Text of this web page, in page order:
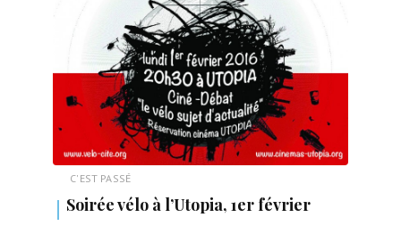
C'EST PASSÉ
Soirée vélo à l’Utopia, 1er février